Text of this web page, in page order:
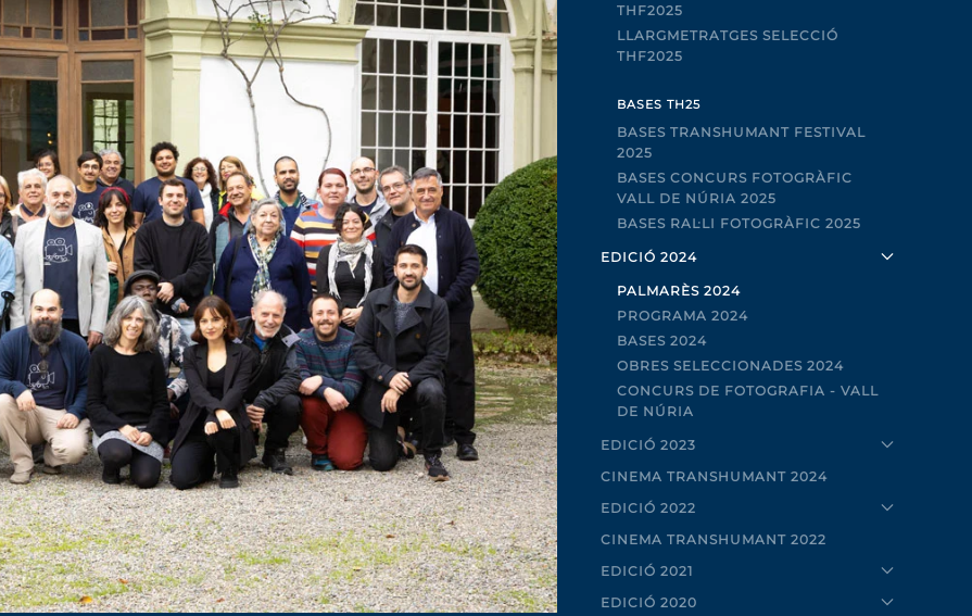
THF2025
LLARGMETRATGES SELECCIÓ
THF2025
BASES TH25
BASES TRANSHUMANT FESTIVAL
2025
BASES CONCURS FOTOGRÀFIC
VALL DE NÚRIA 2025
BASES RAL·LI FOTOGRÀFIC 2025
EDICIÓ 2024
PALMARÈS 2024
PROGRAMA 2024
BASES 2024
OBRES SELECCIONADES 2024
CONCURS DE FOTOGRAFIA - VALL
DE NÚRIA
EDICIÓ 2023
CINEMA TRANSHUMANT 2024
EDICIÓ 2022
CINEMA TRANSHUMANT 2022
EDICIÓ 2021
EDICIÓ 2020